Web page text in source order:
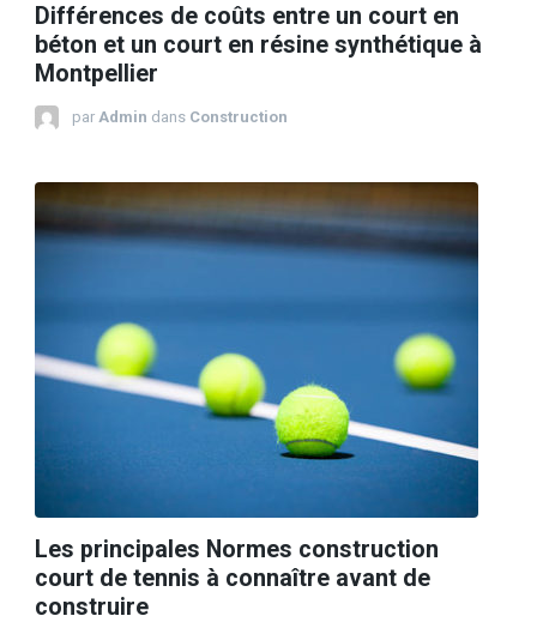
Différences de coûts entre un court en
béton et un court en résine synthétique à
Montpellier
par Admin dans Construction
Les principales Normes construction
court de tennis à connaître avant de
construire